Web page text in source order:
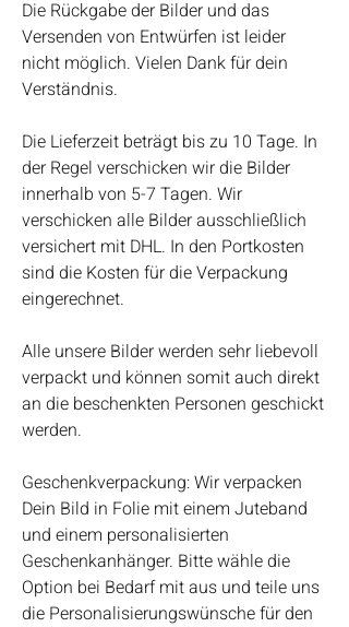
Die Rückgabe der Bilder und das
Versenden von Entwürfen ist leider
nicht möglich. Vielen Dank für dein
Verständnis.
Die Lieferzeit beträgt bis zu 10 Tage. In
der Regel verschicken wir die Bilder
innerhalb von 5-7 Tagen. Wir
verschicken alle Bilder ausschließlich
versichert mit DHL. In den Portkosten
sind die Kosten für die Verpackung
eingerechnet.
Alle unsere Bilder werden sehr liebevoll
verpackt und können somit auch direkt
an die beschenkten Personen geschickt
werden.
Geschenkverpackung: Wir verpacken
Dein Bild in Folie mit einem Juteband
und einem personalisierten
Geschenkanhänger. Bitte wähle die
Option bei Bedarf mit aus und teile uns
die Personalisierungswünsche für den